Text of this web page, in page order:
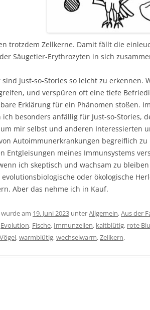
trotzdem Zellkerne. Damit fällt die
Säugetier-Erythrozyten in sich
Just-so-Stories so leicht zu erkennen.
und verspüren oft eine tiefe
Erklärung für ein Phänomen stoßen.
ich besonders anfällig für Just-so-Stories,
mir selbst und anderen Interessierten
Autoimmunerkrankungen begreiflich
Entgleisungen meines Immunsystems
ich skeptisch und wachsam zu
oder ökologische
Aber das nehme ich in Kauf.
am 19. Juni 2023 unterAllgemein,Aus der
Evolution, Fische, Immunzellen, kaltblütig, rote
Vögel,warmblütig,wechselwarm,Zellkern.